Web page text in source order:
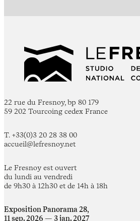
22 rue du Fresnoy, bp 80 179
59 202 Tourcoing cedex France
T. +33(0)3 20 28 38 00
accueil@lefresnoy.net
Le Fresnoy est ouvert
du lundi au vendredi
de 9h30 à 12h30 et de 14h à 18h
Exposition Panorama 28,
11 sep. 2026 — 3 jan. 2027